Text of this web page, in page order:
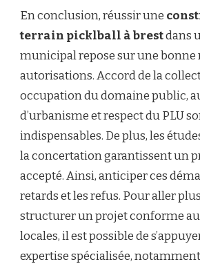
En conclusion, réussir une
terrain picklball à brestdans
municipal repose sur une bonne
autorisations. Accord de la
occupation du domaine public,
d’urbanisme et respect du PLU
indispensables. De plus, les
la concertation garantissent un
accepté. Ainsi, anticiper ces
retards et les refus. Pour aller
structurer un projet conforme
locales, il est possible de
expertise spécialisée,